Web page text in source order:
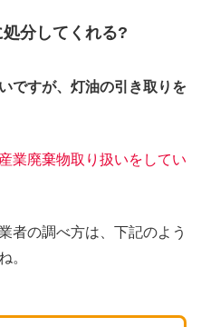
分してくれる?
ですが、灯油の引き取りを
業廃棄物取り扱いをしてい
者の調べ方は、下記のよう
。